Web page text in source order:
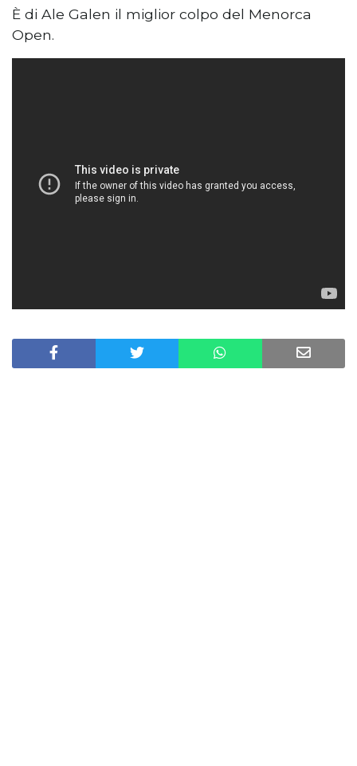
È di Ale Galen il miglior colpo del Menorca
Open.